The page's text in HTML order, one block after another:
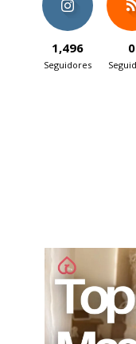
1,496
Seguidores
0